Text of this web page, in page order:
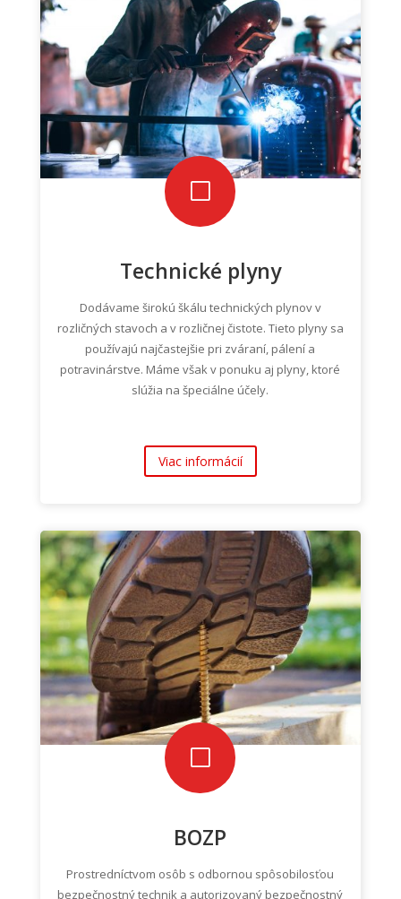
V
Technické plyny
Dodávame širokú škálu technických plynov v
rozličných stavoch a v rozličnej čistote. Tieto plyny sa
používajú najčastejšie pri zváraní, pálení a
potravinárstve. Máme však v ponuku aj plyny, ktoré
slúžia na špeciálne účely.
Viac informácií
V
BOZP
Prostredníctvom osôb s odbornou spôsobilosťou
bezpečnostný technik a autorizovaný bezpečnostný